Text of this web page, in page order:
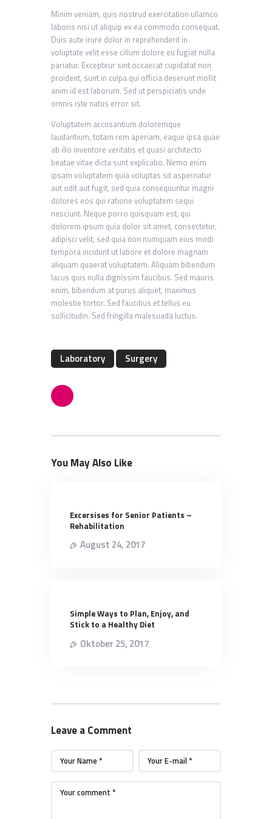
Minim veniam, quis nostrud exercitation ullamco
laboris nisi ut aliquip ex ea commodo consequat.
Duis aute irure dolor in reprehenderit in
voluptate velit esse cillum dolore eu fugiat nulla
pariatur. Excepteur sint occaecat cupidatat non
proident, sunt in culpa qui officia deserunt mollit
anim id est laborum. Sed ut perspiciatis unde
omnis iste natus error sit.
Voluptatem accusantium doloremque
laudantium, totam rem aperiam, eaque ipsa quae
ab illo inventore veritatis et quasi architecto
beatae vitae dicta sunt explicabo. Nemo enim
ipsam voluptatem quia voluptas sit aspernatur
aut odit aut fugit, sed quia consequuntur magni
dolores eos qui ratione voluptatem sequi
nesciunt. Neque porro quisquam est, qui
dolorem ipsum quia dolor sit amet, consectetur,
adipisci velit, sed quia non numquam eius modi
tempora incidunt ut labore et dolore magnam
aliquam quaerat voluptatem. Aliquam bibendum
lacus quis nulla dignissim faucibus. Sed mauris
enim, bibendum at purus aliquet, maximus
molestie tortor. Sed faucibus et tellus eu
sollicitudin. Sed fringilla malesuada luctus.
Laboratory Surgery
You May Also Like
Excersises for Senior Patients –
Rehabilitation
August 24, 2017
Simple Ways to Plan, Enjoy, and
Stick to a Healthy Diet
Oktober 25, 2017
Leave a Comment